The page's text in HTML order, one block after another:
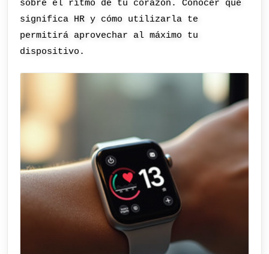
sobre el ritmo de tu corazón. Conocer qué
significa HR y cómo utilizarla te
permitirá aprovechar al máximo tu
dispositivo.